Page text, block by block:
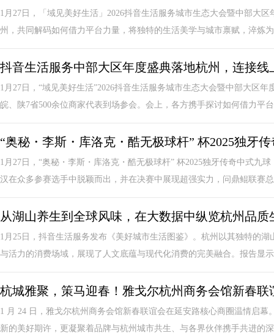
1月27日，「域见美好生活」2026抖音生活服务城市生态大会暨中部大
州，共同解码如何借力平台力量，将独特的生活美学与城市禀赋，淬炼
抖音生活服务中部大区年度盛典落地杭州，连接
1月27日，“域见美好生活”2026抖音生活服务城市生态大会暨中部大区
皖、陕7省500余位商家代表到场参会。会上，各方携手探讨如何借力平
“奥秘・李斯・库洛克・酷无极球杆” 杯2025独牙
1月27日，“奥秘・李斯・库洛克・酷无极球杆” 杯2025独牙传奇中式九
汉在众多参赛选手中脱颖而出，并在决赛中展现超强实力，问鼎鲲联赛
从湖山养生到全球风味，在大数据中纵览杭州品质
1月25日，抖音生活服务发布《美好城市生活图鉴》。杭州以其独特的
与活力的消费场域，展现了人文底蕴与现代化消费的完美融合。报告显
杭城雅聚，策马迎春！雅戈尔杭州商务会馆新春联
1 月 24 日，雅戈尔杭州商务会馆新春联谊会在延安路核心商圈温情启
新的美好期许，更凝聚着品牌与杭州城市共生、与各界伙伴携手共进的